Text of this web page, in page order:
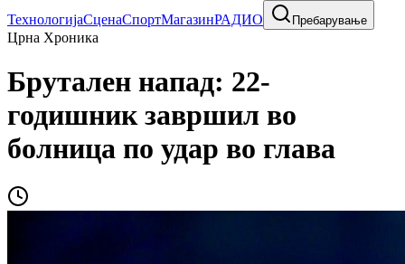
ТехнологијаСценаСпортМагазинРАДИО Пребарување
Црна Хроника
Брутален напад: 22-
годишник завршил во
болница по удар во глава